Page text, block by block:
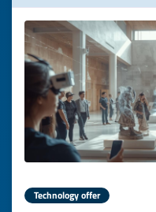
Technology offer